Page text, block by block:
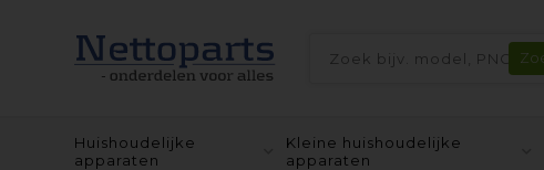
Huishoudelijke
apparaten
Kleine huishoudelijke
apparaten